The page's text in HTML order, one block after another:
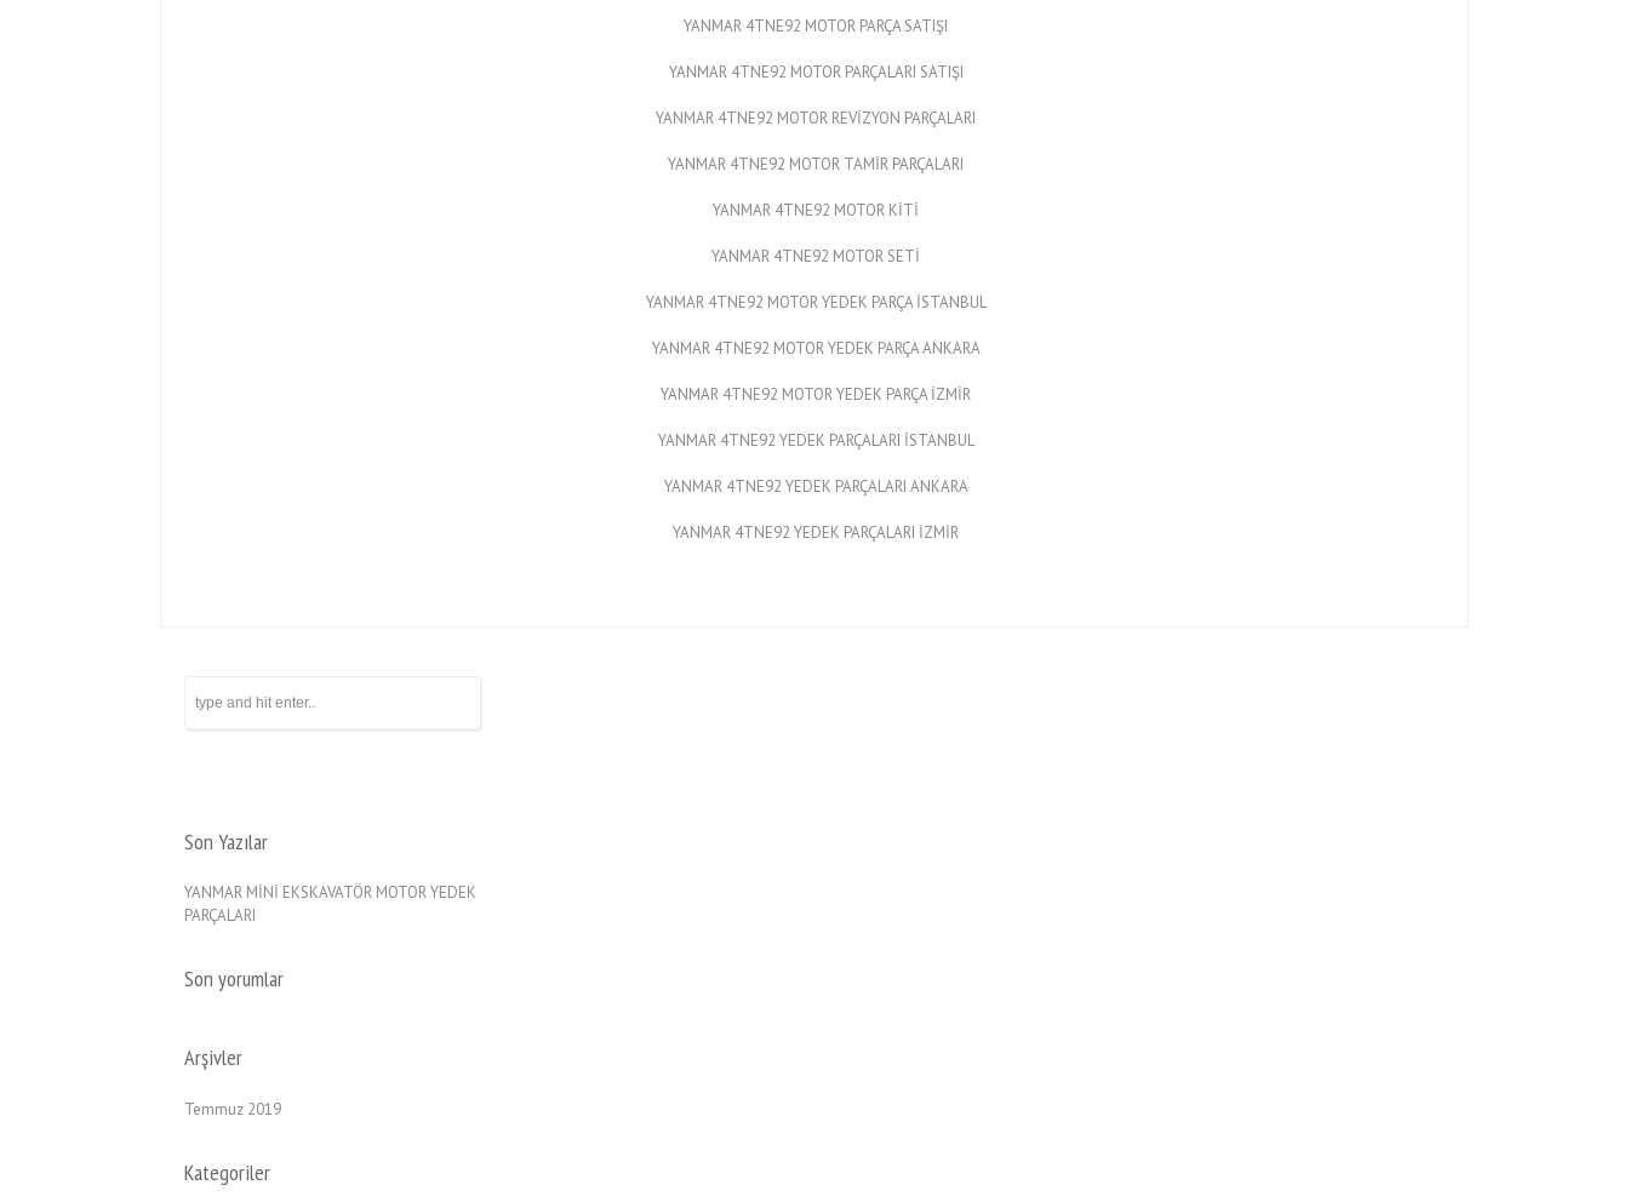
YANMAR 4TNE92 MOTOR PARÇA SATIŞI
YANMAR 4TNE92 MOTOR PARÇALARI SATIŞI
YANMAR 4TNE92 MOTOR REVİZYON PARÇALARI
YANMAR 4TNE92 MOTOR TAMİR PARÇALARI
YANMAR 4TNE92 MOTOR KİTİ
YANMAR 4TNE92 MOTOR SETİ
YANMAR 4TNE92 MOTOR YEDEK PARÇA İSTANBUL
YANMAR 4TNE92 MOTOR YEDEK PARÇA ANKARA
YANMAR 4TNE92 MOTOR YEDEK PARÇA İZMİR
YANMAR 4TNE92 YEDEK PARÇALARI İSTANBUL
YANMAR 4TNE92 YEDEK PARÇALARI ANKARA
YANMAR 4TNE92 YEDEK PARÇALARI İZMİR
Son Yazılar
YANMAR MİNİ EKSKAVATÖR MOTOR YEDEK
PARÇALARI
Son yorumlar
Arşivler
Temmuz 2019
Kategoriler